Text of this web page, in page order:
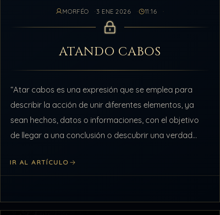
MORFÉO 3 ENE 2026 11:16
ATANDO CABOS
“Atar cabos es una expresión que se emplea para
describir la acción de unir diferentes elementos, ya
sean hechos, datos o informaciones, con el objetivo
de llegar a una conclusión o descubrir una verdad
IR AL ARTÍCULO